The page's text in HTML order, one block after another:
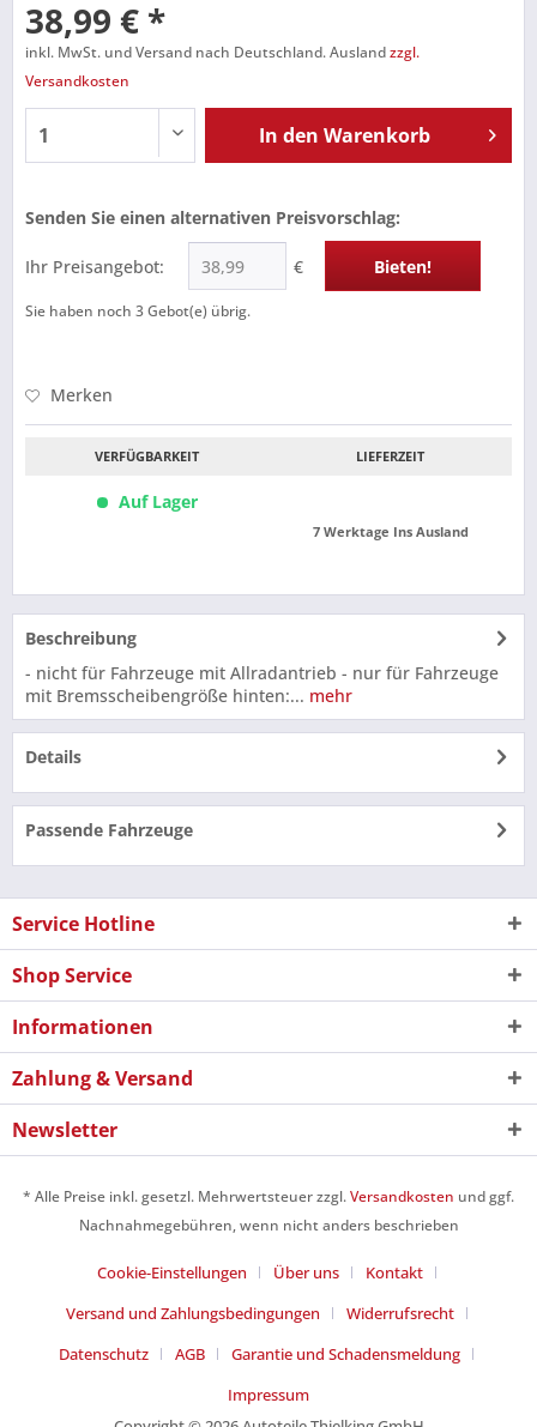
38,99 € *
inkl. MwSt. und Versand nach Deutschland. Auslandzzgl.
Versandkosten
In den Warenkorb
Senden Sie einen alternativen Preisvorschlag:
Ihr Preisangebot: € Bieten!
Sie haben noch 3Gebot(e) übrig.
Merken
VERFÜGBARKEIT
Auf Lager
LIEFERZEIT
7 Werktage Ins Ausland
Beschreibung
- nicht für Fahrzeuge mit Allradantrieb - nur für Fahrzeuge
mit Bremsscheibengröße hinten:... mehr
Details
Passende Fahrzeuge
Service Hotline
Shop Service
Informationen
Zahlung & Versand
Newsletter
* Alle Preise inkl. gesetzl. Mehrwertsteuer zzgl.Versandkosten und ggf.
Nachnahmegebühren, wenn nicht anders beschrieben
Cookie-Einstellungen Über uns
Kontakt
Versand und Zahlungsbedingungen
Widerrufsrecht
Datenschutz
AGB
Garantie und Schadensmeldung
Impressum